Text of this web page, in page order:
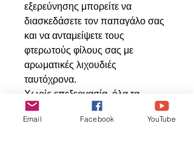
εξερεύνησης μπορείτε να
διασκεδάσετε τον παπαγάλο σας
και να ανταμείψετε τους
φτερωτούς φίλους σας με
αρωματικές λιχουδιές
ταυτόχρονα.
Χωρίς επεξεργασία, όλα τα
συστατικά μπορούν να
συλλεχθούν και να
Email Facebook YouTube